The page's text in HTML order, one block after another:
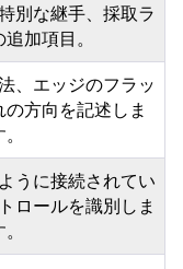
別な継手、採取ラ
加項目。
、エッジのフラッ
方向を記述しま
うに接続されてい
ロールを識別しま